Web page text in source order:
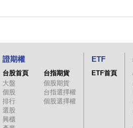
證期權
台股首頁
大盤
個股
排行
選股
興櫃
台指期貨
個股期貨
台指選擇權
個股選擇權
ETF
ETF首頁